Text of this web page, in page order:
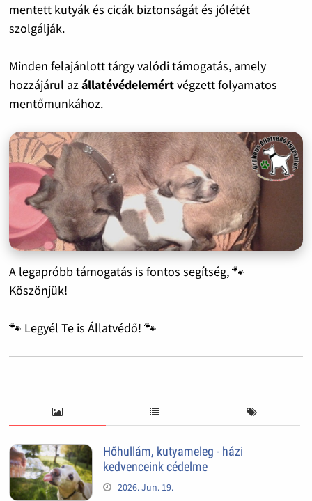
mentett kutyák és cicák biztonságát és jólétét
szolgálják.
Minden felajánlott tárgy valódi támogatás, amely
hozzájárul azállatévédelemértvégzett folyamatos
mentőmunkához.
A legapróbb támogatás is fontos segítség, 🐾
Köszönjük!
🐾 Legyél Te is Állatvédő! 🐾
Hőhullám, kutyameleg - házi
kedvenceink cédelme
2026. Jun. 19.